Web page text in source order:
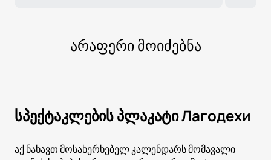
არაფერი მოიძებნა
სპექტაკლების პლაკატი Лагодехи
აქ ნახავთ მოსახერხებელ კალენდარს მომავალი